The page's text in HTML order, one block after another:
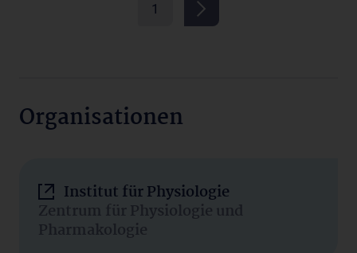
1
Organisationen
Institut für Physiologie
Zentrum für Physiologie und
Pharmakologie